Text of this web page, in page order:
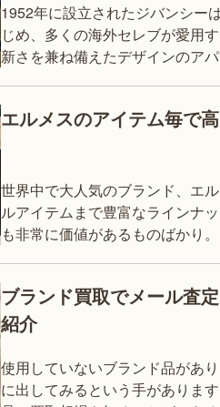
1952年に設立されたジバンシー
じめ、多くの海外セレブが愛用
新さを兼ね備えたデザインのア
エルメスのアイテム毎で
世界中で大人気のブランド、エ
ルアイテムまで豊富なラインナ
も非常に価値があるものばかり
ブランド買取でメール査
紹介
使用していないブランド品があ
に出してみるという手がありま